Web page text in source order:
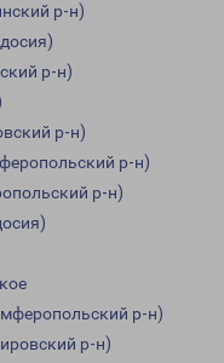
р-н)
р-н)
р-н)
р-н)
р-н)
р-н)
р-н)